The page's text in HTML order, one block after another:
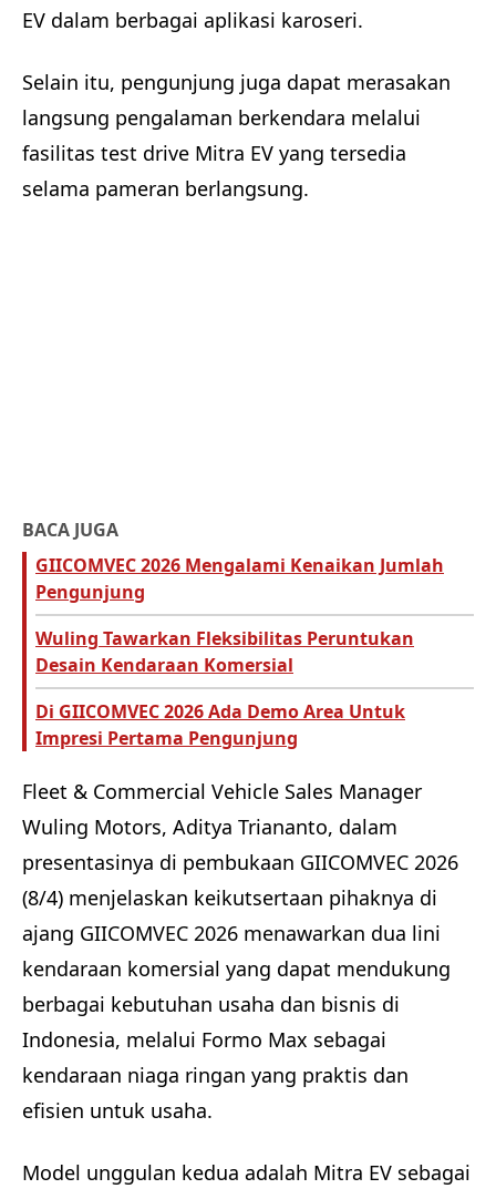
EV dalam berbagai aplikasi karoseri.
Selain itu, pengunjung juga dapat merasakan
langsung pengalaman berkendara melalui
fasilitas test drive Mitra EV yang tersedia
selama pameran berlangsung.
BACA JUGA
GIICOMVEC 2026 Mengalami Kenaikan Jumlah
Pengunjung
Wuling Tawarkan Fleksibilitas Peruntukan
Desain Kendaraan Komersial
Di GIICOMVEC 2026 Ada Demo Area Untuk
Impresi Pertama Pengunjung
Fleet & Commercial Vehicle Sales Manager
Wuling Motors, Aditya Triananto, dalam
presentasinya di pembukaan GIICOMVEC 2026
(8/4) menjelaskan keikutsertaan pihaknya di
ajang GIICOMVEC 2026 menawarkan dua lini
kendaraan komersial yang dapat mendukung
berbagai kebutuhan usaha dan bisnis di
Indonesia, melalui Formo Max sebagai
kendaraan niaga ringan yang praktis dan
efisien untuk usaha.
Model unggulan kedua adalah Mitra EV sebagai